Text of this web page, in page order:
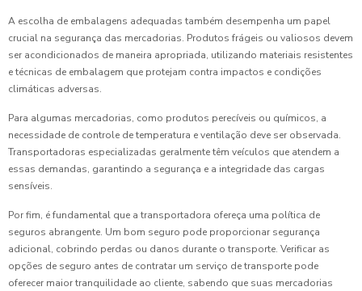
A escolha de embalagens adequadas também desempenha um papel
crucial na segurança das mercadorias. Produtos frágeis ou valiosos devem
ser acondicionados de maneira apropriada, utilizando materiais resistentes
e técnicas de embalagem que protejam contra impactos e condições
climáticas adversas.
Para algumas mercadorias, como produtos perecíveis ou químicos, a
necessidade de controle de temperatura e ventilação deve ser observada.
Transportadoras especializadas geralmente têm veículos que atendem a
essas demandas, garantindo a segurança e a integridade das cargas
sensíveis.
Por fim, é fundamental que a transportadora ofereça uma política de
seguros abrangente. Um bom seguro pode proporcionar segurança
adicional, cobrindo perdas ou danos durante o transporte. Verificar as
opções de seguro antes de contratar um serviço de transporte pode
oferecer maior tranquilidade ao cliente, sabendo que suas mercadorias